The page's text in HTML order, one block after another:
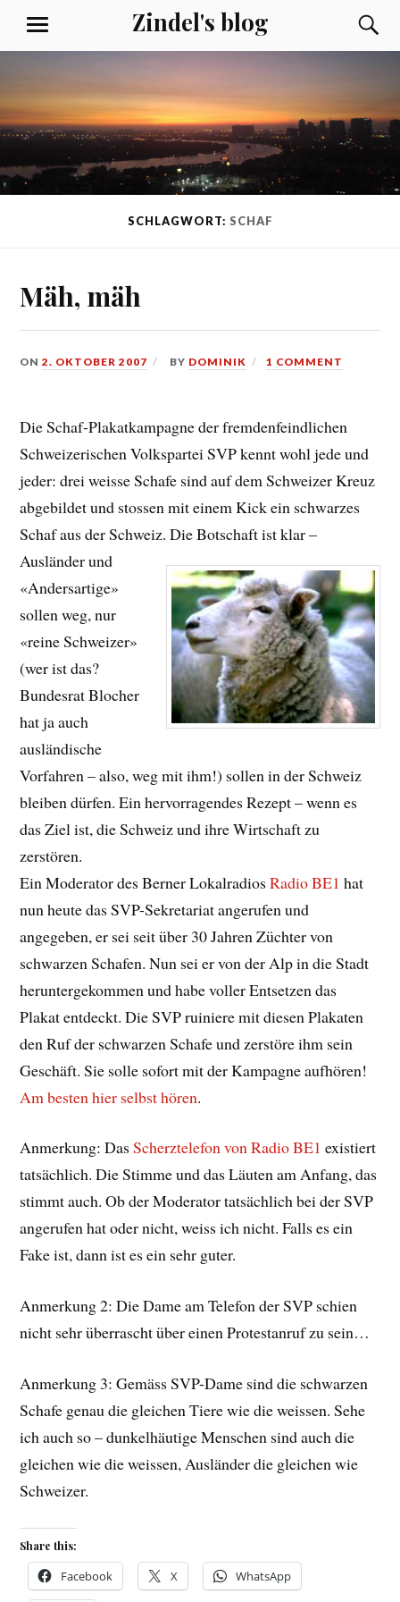
content
Zindel's blog
MENU
SCHLAGWORT: SCHAF
Mäh, mäh
ON2. OKTOBER 2007 BY DOMINIK 1 COMMENT
Die Schaf-Plakatkampagne der fremdenfeindlichen
Schweizerischen Volkspartei SVP kennt wohl jede und
jeder: drei weisse Schafe sind auf dem Schweizer Kreuz
abgebildet und stossen mit einem Kick ein schwarzes
Schaf aus der Schweiz.Die Botschaft ist klar –
Ausländer und
«Andersartige»
sollen weg, nur
«reine Schweizer»
(wer ist das?
Bundesrat Blocher
hat ja auch
ausländische
Vorfahren – also, weg mit ihm!) sollen in der Schweiz
bleiben dürfen. Ein hervorragendes Rezept – wenn es
das Ziel ist, die Schweiz und ihre Wirtschaft zu
zerstören.
Ein Moderator des Berner LokalradiosRadio BE1 hat
nun heute das SVP-Sekretariat angerufen und
angegeben, er sei seit über 30 Jahren Züchter von
schwarzen Schafen. Nun sei er von der Alp in die Stadt
heruntergekommen und habe voller Entsetzen das
Plakat entdeckt. Die SVP ruiniere mit diesen Plakaten
den Ruf der schwarzen Schafe und zerstöre ihm sein
Geschäft. Sie solle sofort mit der Kampagne aufhören!
Am besten hier selbst hören.
Anmerkung: DasScherztelefon von Radio BE1 existiert
tatsächlich. Die Stimme und das Läuten am Anfang, das
stimmt auch. Ob der Moderator tatsächlich bei der SVP
angerufen hat oder nicht, weiss ich nicht. Falls es ein
Fake ist, dann ist es ein sehr guter.
Anmerkung 2: Die Dame am Telefon der SVP schien
nicht sehr überrascht über einen Protestanruf zu sein…
Anmerkung 3: Gemäss SVP-Dame sind die schwarzen
Schafe genau die gleichen Tiere wie die weissen. Sehe
ich auch so – dunkelhäutige Menschen sind auch die
gleichen wie die weissen, Ausländer die gleichen wie
Schweizer.
Share this:
Facebook X WhatsApp